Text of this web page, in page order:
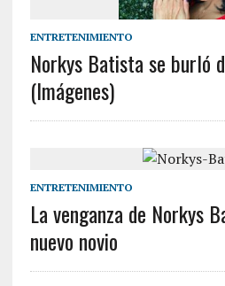
ENTRETENIMIENTO
Norkys Batista se burló
(Imágenes)
ENTRETENIMIENTO
La venganza de Norkys
nuevo novio